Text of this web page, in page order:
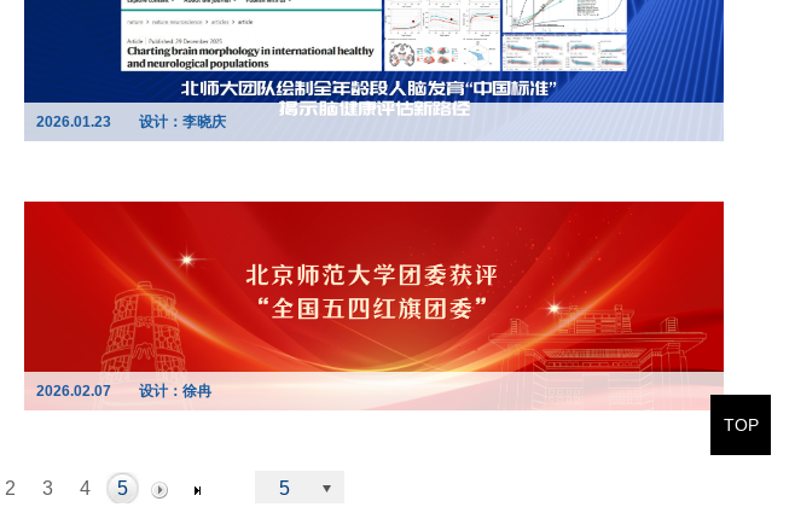
2026.01.23 设计：李晓庆
2026.02.07 设计：徐冉
2 3 4 5 5
TOP